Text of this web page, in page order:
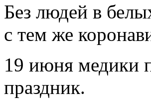
Без людей в
с тем же
19 июня медики
праздник.